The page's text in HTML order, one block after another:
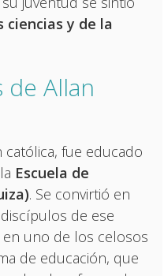
ciencias y de la
de Allan
fue educado
Escuela de
. Se convirtió en
de ese
uno de los celosos
de educación, que